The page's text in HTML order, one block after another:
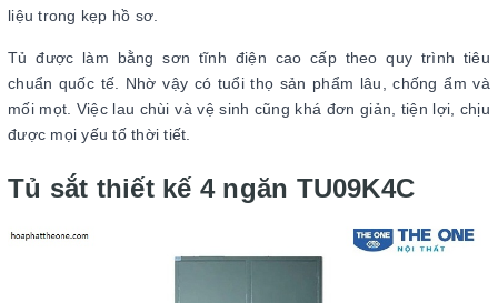
liệu trong kẹp hồ sơ.
Tủ được làm bằng sơn tĩnh điện cao cấp theo quy trình tiêu
chuẩn quốc tế. Nhờ vậy có tuổi thọ sản phẩm lâu, chống ẩm và
mối mọt. Việc lau chùi và vệ sinh cũng khá đơn giản, tiện lợi, chịu
được mọi yếu tố thời tiết.
Tủ sắt thiết kế 4 ngăn TU09K4C